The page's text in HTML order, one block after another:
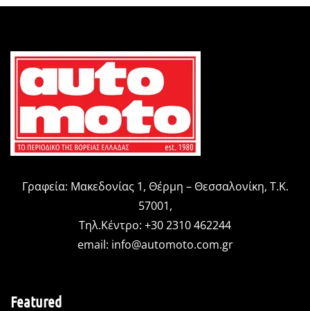
Γραφεία: Μακεδονίας 1, Θέρμη – Θεσσαλονίκη, Τ.Κ.
57001,
Τηλ.Κέντρο: +30 2310 462244
email: info@automoto.com.gr
Featured